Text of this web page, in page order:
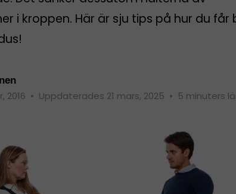
i kroppen. Här är sju tips på hur du får
2016 • Uppdaterades 21 mars, 2025 • 5 minuters